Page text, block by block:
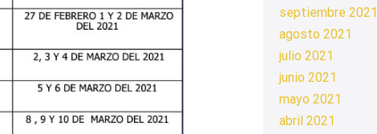
septiembre 2021
agosto 2021
julio 2021
junio 2021
mayo 2021
abril 2021